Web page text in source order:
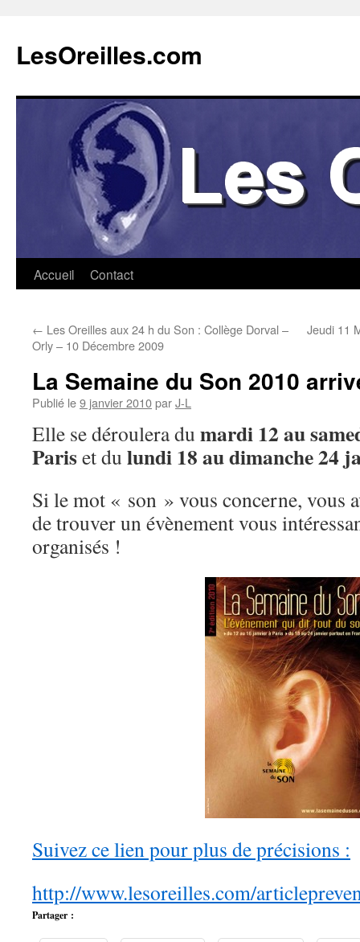
contenu
LesOreilles.com
Accueil Contact
← Les Oreilles aux 24 h du Son : Collège Dorval –
Orly – 10 Décembre 2009
Jeudi 11
La Semaine du Son 2010
Publié le9 janvier 2010parJ-L
Elle se déroulera du mardi 12 au
Pariset du lundi 18 au dimanche 24
Si le mot « son » vous concerne, vous
de trouver un évènement vous
organisés !
Suivez ce lien pour plus de précisions :
http://www.lesoreilles.com/
Partager :